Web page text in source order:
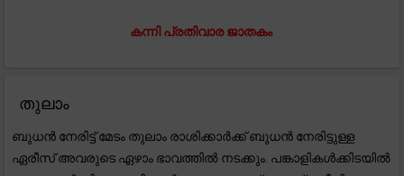
കന്നി പ്രതിവാര ജാതകം
തുലാം
ബുധൻ നേരിട്ട് മേടം തുലാം രാശിക്കാർക്ക് ബുധൻ നേരിട്ടുള്ള
ഏരീസ് അവരുടെ ഏഴാം ഭാവത്തിൽ നടക്കും. പങ്കാളികൾക്കിടയിൽ